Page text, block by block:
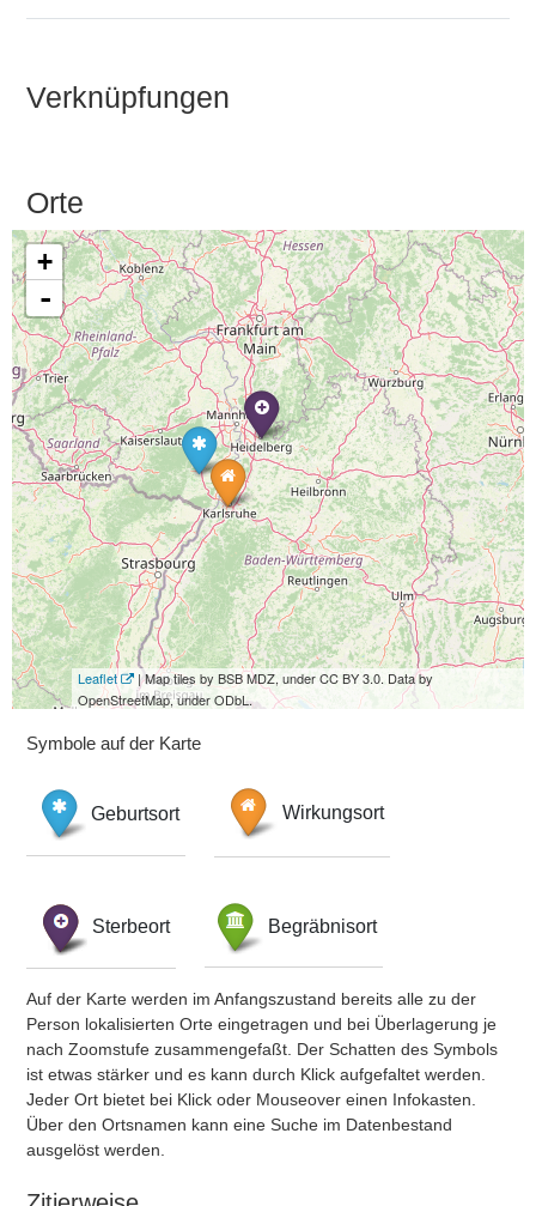
Verknüpfungen
Orte
+
-
Leaflet
| Map tiles by BSB MDZ, under CC BY 3.0. Data by
OpenStreetMap, under ODbL.
Symbole auf der Karte
Geburtsort Wirkungsort
Sterbeort Begräbnisort
Auf der Karte werden im Anfangszustand bereits alle zu der
Person lokalisierten Orte eingetragen und bei Überlagerung je
nach Zoomstufe zusammengefaßt. Der Schatten des Symbols
ist etwas stärker und es kann durch Klick aufgefaltet werden.
Jeder Ort bietet bei Klick oder Mouseover einen Infokasten.
Über den Ortsnamen kann eine Suche im Datenbestand
ausgelöst werden.